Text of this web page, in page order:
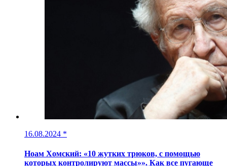
16.08.2024 *
Ноам Хомский: «10 жутких трюков, с помощью
которых контролируют массы»». Как все пугающе